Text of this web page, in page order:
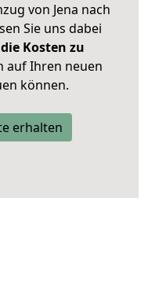
von Jena nach
Sie uns dabei
Kosten zu
auf Ihren neuen
können.
erhalten